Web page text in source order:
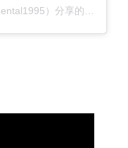
桃園市社區心理衛生中心（@tycgmental1995）分享的貼文